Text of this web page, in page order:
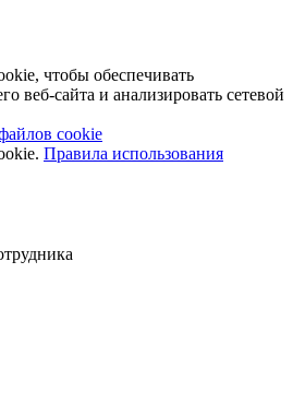
чтобы обеспечивать
веб-сайта и анализировать сетевой
cookie
Правила использования